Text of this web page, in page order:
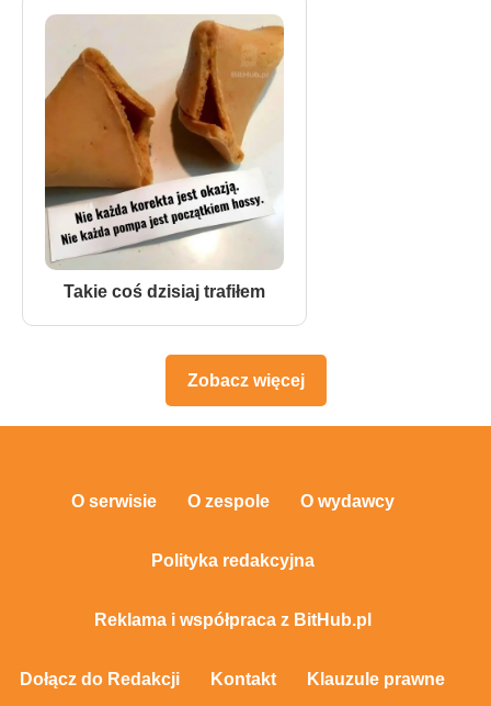
Takie coś dzisiaj trafiłem
Zobacz więcej
O serwisie O zespole O wydawcy
Polityka redakcyjna
Reklama i współpraca z BitHub.pl
Dołącz do Redakcji Kontakt Klauzule prawne